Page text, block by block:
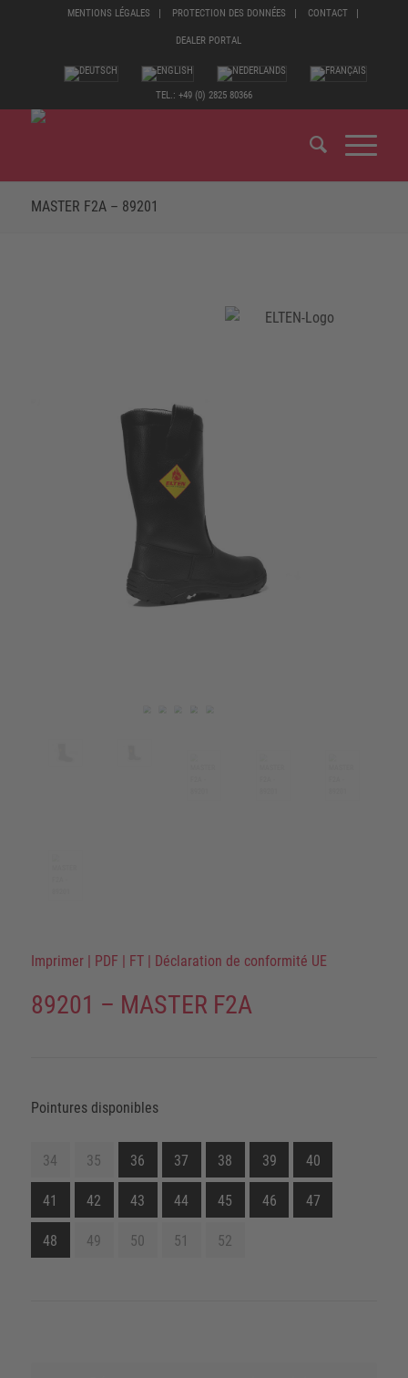
MENTIONS LÉGALES PROTECTION DES DONNÉES CONTACT
DEALER PORTAL
TEL.: +49 (0) 2825 80366
MASTER F2A – 89201
Imprimer | PDF | FT | Déclaration de conformité UE
89201 – MASTER F2A
Pointures disponibles
34 35 36 37 38 39 40
41 42 43 44 45 46 47
48 49 50 51 52